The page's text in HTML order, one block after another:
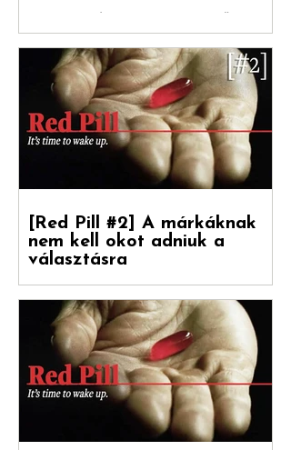
[Red Pill #3] A marketing
alapja a banán
Debreceni Jánossal , a Hogyan nőnek a
márkák című könyv fordítójával Kovács
Levente [ White Rabbit kreatívigazgató,
Reklámtörténet...
[Red Pill #2] A márkáknak
nem kell okot adniuk a
választásra
Debreceni Jánossal, a Hogyan nőnek a
márkák című könyv fordítójával
beszélgettünk a marketinges
paradigmaváltásról és annak megannyi...